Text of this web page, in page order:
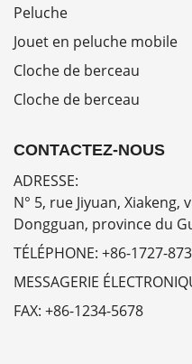
Peluche
Jouet en peluche mobile
Cloche de berceau
Cloche de berceau
CONTACTEZ-NOUS
ADRESSE:
N° 5, rue Jiyuan, Xiakeng,
Dongguan, province du
TÉLÉPHONE: +86-1727-
MESSAGERIE
FAX: +86-1234-5678